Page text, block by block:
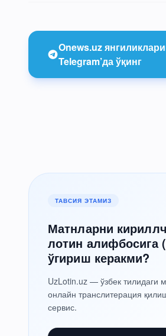
Onews.uz
Telegram’да ўқинг
ТАВСИЯ ЭТАМИЗ
Матнларни
лотин алифбосига
ўгириш керакми?
UzLotin.uz — ўзбек тилидаги
онлайн транслитерация
сервис.